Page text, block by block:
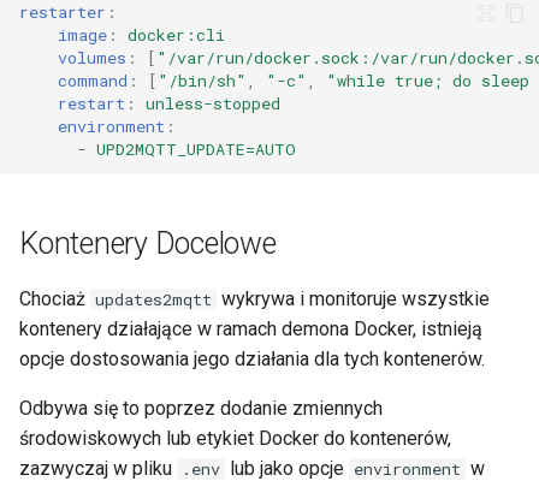
restarter :
image :
docker:cli
volumes : [ "/var/run/docker.sock:/var/run/
command : [ "/bin/sh" , "-c" , "while true; do sleep
restart :
unless-stopped
environment :
- UPD2MQTT_UPDATE=AUTO
Kontenery Docelowe
Chociaż updates2mqtt wykrywa i monitoruje wszystkie
kontenery działające w ramach demona Docker, istnieją
opcje dostosowania jego działania dla tych kontenerów.
Odbywa się to poprzez dodanie zmiennych
środowiskowych lub etykiet Docker do kontenerów,
zazwyczaj w pliku
.env lub jako opcje environment w